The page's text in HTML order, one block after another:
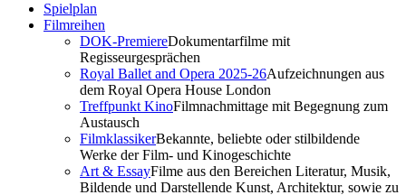
Spielplan
Filmreihen
DOK-PremiereDokumentarfilme mit
Regisseurgesprächen
Royal Ballet and Opera 2025-26Aufzeichnungen aus
dem Royal Opera House London
Treffpunkt KinoFilmnachmittage mit Begegnung zum
Austausch
FilmklassikerBekannte, beliebte oder stilbildende
Werke der Film- und Kinogeschichte
Art & EssayFilme aus den Bereichen Literatur, Musik,
Bildende und Darstellende Kunst, Architektur, sowie zu